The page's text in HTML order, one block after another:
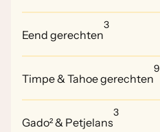
Eend gerechten
3
Timpe & Tahoe gerechten
9
Gado² & Petjelans
3